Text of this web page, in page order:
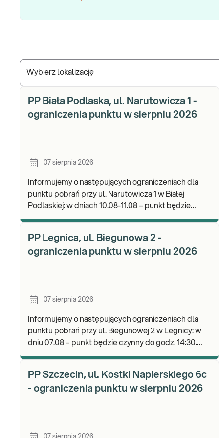
Wybierz lokalizację
PP Biała Podlaska, ul. Narutowicza 1 -
ograniczenia punktu w sierpniu 2026
07 sierpnia 2026
Informujemy o następujących ograniczeniach dla
punktu pobrań przy ul. Narutowicza 1 w Białej
Podlaskiej: w dniach 10.08-11.08 – punkt będzie
PP Legnica, ul. Biegunowa 2 -
ograniczenia punktu w sierpniu 2026
07 sierpnia 2026
Informujemy o następujących ograniczeniach dla
punktu pobrań przy ul. Biegunowej 2 w Legnicy: w
dniu 07.08 – punkt będzie czynny do godz. 14:30.
PP Szczecin, ul. Kostki Napierskiego 6c
- ograniczenia punktu w sierpniu 2026
07 sierpnia 2026